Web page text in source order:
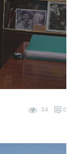
34 0